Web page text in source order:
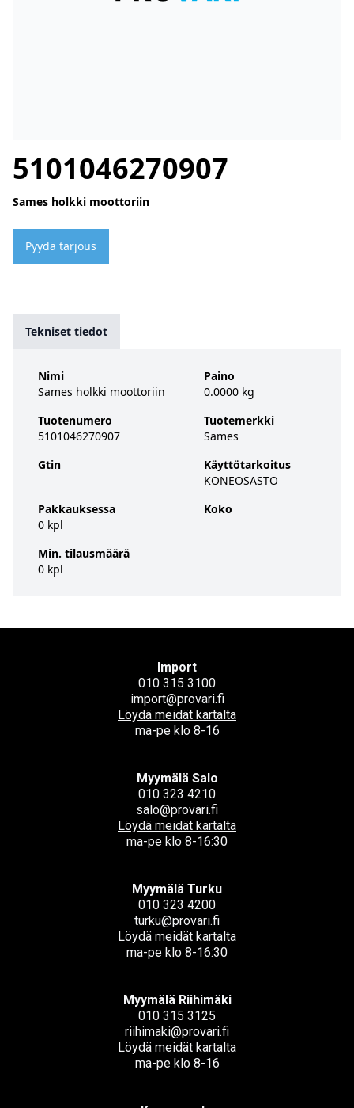
5101046270907
Sames holkki moottoriin
Pyydä tarjous
Tekniset tiedot
Nimi
Sames holkki moottoriin
Tuotenumero
5101046270907
Gtin
Pakkauksessa
0 kpl
Min. tilausmäärä
0 kpl
Paino
0.0000 kg
Tuotemerkki
Sames
Käyttötarkoitus
KONEOSASTO
Koko
Import
010 315 3100
import@provari.fi
Löydä meidät kartalta
ma-pe klo 8-16
Myymälä Salo
010 323 4210
salo@provari.fi
Löydä meidät kartalta
ma-pe klo 8-16:30
Myymälä Turku
010 323 4200
turku@provari.fi
Löydä meidät kartalta
ma-pe klo 8-16:30
Myymälä Riihimäki
010 315 3125
riihimaki@provari.fi
Löydä meidät kartalta
ma-pe klo 8-16